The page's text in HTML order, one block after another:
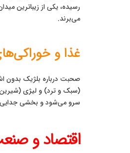
رسیده، یکی از زیباترین
می‌برند.
غذا و
صحبت درباره بلژیک بدون
سرو می‌شود و بخشی
اقتصاد و